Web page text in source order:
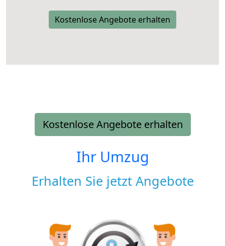
Kostenlose Angebote erhalten
Kostenlose Angebote erhalten
Ihr Umzug
Erhalten Sie jetzt Angebote